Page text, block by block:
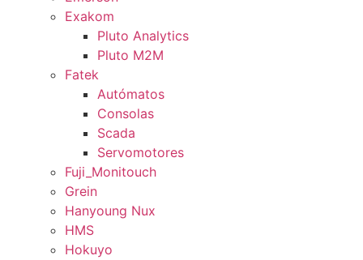
Exakom
Pluto Analytics
Pluto M2M
Fatek
Autómatos
Consolas
Scada
Servomotores
Fuji_Monitouch
Grein
Hanyoung Nux
HMS
Hokuyo